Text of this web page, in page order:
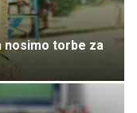
nosimo torbe za